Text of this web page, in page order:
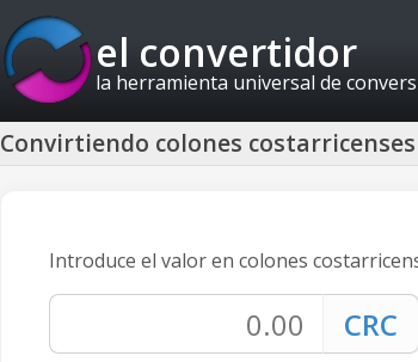
el convertidor
la herramienta universal de
Convirtiendo colones
Introduce el valor en colones